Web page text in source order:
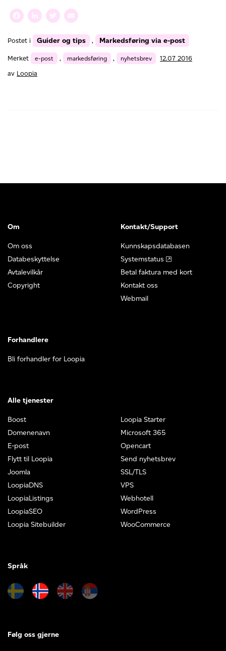
sende
nyhetsbrev
e-
post
Facebook
LinkedIn
Twitter
Postet i Guider og tips , Markedsføring via e-post
Merket e-post , markedsføring , nyhetsbrev
12.07 2016
av Loopia
Om
Om oss
Databeskyttelse
Avtalevilkår
Copyright
Kontakt/Support
Kunnskapsdatabasen
Systemstatus
Betal faktura med kort
Kontakt oss
Webmail
Forhandlere
Bli forhandler for Loopia
Alle tjenester
Boost
Domenenavn
E-post
Flytt til Loopia
Joomla
LoopiaDNS
LoopiaListings
LoopiaSEO
Loopia Sitebuilder
Loopia Starter
Microsoft 365
Opencart
Send nyhetsbrev
SSL/TLS
VPS
Webhotell
WordPress
WooCommerce
Språk
Følg oss gjerne